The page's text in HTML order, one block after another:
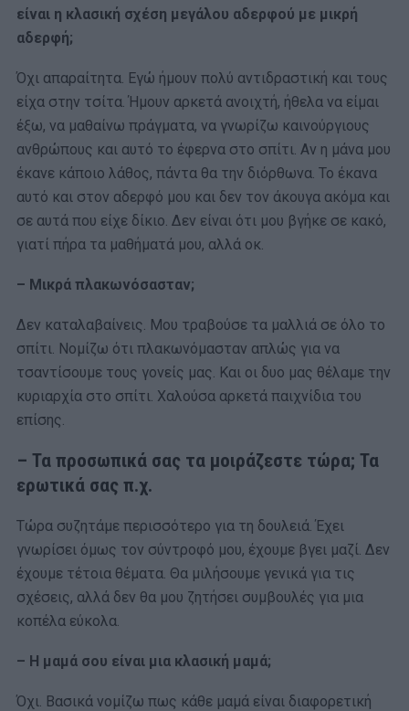
είναι η κλασική σχέση μεγάλου αδερφού με μικρή
αδερφή;
Όχι απαραίτητα. Εγώ ήμουν πολύ αντιδραστική και τους
είχα στην τσίτα. Ήμουν αρκετά ανοιχτή, ήθελα να είμαι
έξω, να μαθαίνω πράγματα, να γνωρίζω καινούργιους
ανθρώπους και αυτό το έφερνα στο σπίτι. Αν η μάνα μου
έκανε κάποιο λάθος, πάντα θα την διόρθωνα. Το έκανα
αυτό και στον αδερφό μου και δεν τον άκουγα ακόμα και
σε αυτά που είχε δίκιο. Δεν είναι ότι μου βγήκε σε κακό,
γιατί πήρα τα μαθήματά μου, αλλά οκ.
– Μικρά πλακωνόσασταν;
Δεν καταλαβαίνεις. Μου τραβούσε τα μαλλιά σε όλο το
σπίτι. Νομίζω ότι πλακωνόμασταν απλώς για να
τσαντίσουμε τους γονείς μας. Και οι δυο μας θέλαμε την
κυριαρχία στο σπίτι. Χαλούσα αρκετά παιχνίδια του
επίσης.
– Τα προσωπικά σας τα μοιράζεστε τώρα; Τα
ερωτικά σας π.χ.
Τώρα συζητάμε περισσότερο για τη δουλειά. Έχει
γνωρίσει όμως τον σύντροφό μου, έχουμε βγει μαζί. Δεν
έχουμε τέτοια θέματα. Θα μιλήσουμε γενικά για τις
σχέσεις, αλλά δεν θα μου ζητήσει συμβουλές για μια
κοπέλα εύκολα.
– Η μαμά σου είναι μια κλασική μαμά;
Όχι. Βασικά νομίζω πως κάθε μαμά είναι διαφορετική